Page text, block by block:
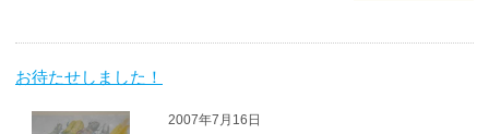
お待たせしました！
2007年7月16日